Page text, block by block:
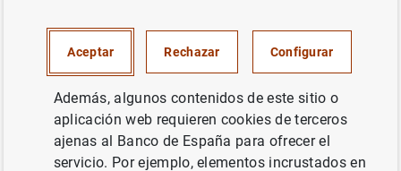
Con el objetivo de potenciar la mejora del conocimiento y
la difusión del patrimonio documental se están
digitalizando distintas series y agrupaciones
Aceptar Rechazar Configurar
Además, algunos contenidos de este sitio o
aplicación web requieren cookies de terceros
ajenas al Banco de España para ofrecer el
servicio. Por ejemplo, elementos incrustados en